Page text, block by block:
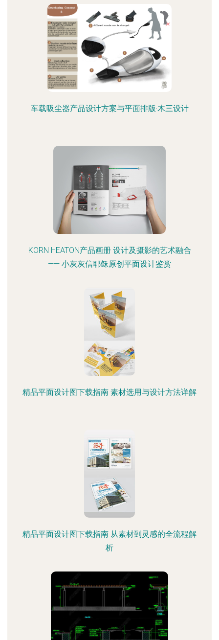
车载吸尘器产品设计方案与平面排版·木三设计
KORN HEATON产品画册 设计及摄影的艺术融合
—— 小灰灰信耶稣原创平面设计鉴赏
精品平面设计图下载指南 素材选用与设计方法详解
精品平面设计图下载指南 从素材到灵感的全流程解
析